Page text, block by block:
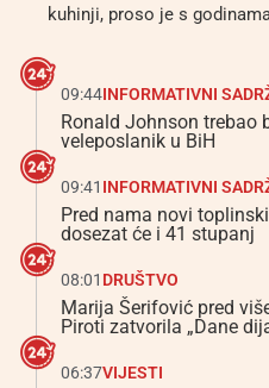
kuhinji, proso je s
09:44INFORMATIVNI
Ronald Johnson trebao
veleposlanik u BiH
09:41 INFORMATIVNI
Pred nama novi
dosezat će i 41 stupanj
08:01 DRUŠTVO
Marija Šerifović pred
Piroti zatvorila „Dane
06:37VIJESTI